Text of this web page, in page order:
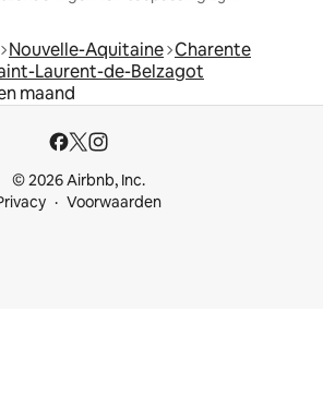
Nouvelle-Aquitaine Charente
Laurent-de-Belzagot
maand
© 2026 Airbnb, Inc.
Voorwaarden